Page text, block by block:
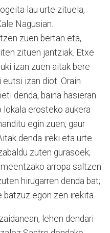
lau urte zituela,
Nagusian.
zuen bertan eta,
zituen jantziak. Etxe
izan zuen aitak bere
izan diot. Orain
denda, baina hasieran
erosteko aukera
egin zuen, gaur
denda ireki eta urte
zuten gurasoek;
arropa saltzen
hirugarren denda bat;
batzuz egon zen irekita.
lehen dendari